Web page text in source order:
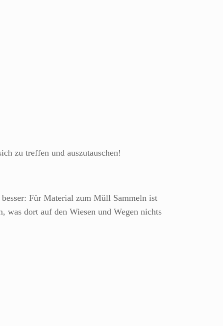
zu treffen und auszutauschen!
Für Material zum Müll Sammeln ist
was dort auf den Wiesen und Wegen nichts